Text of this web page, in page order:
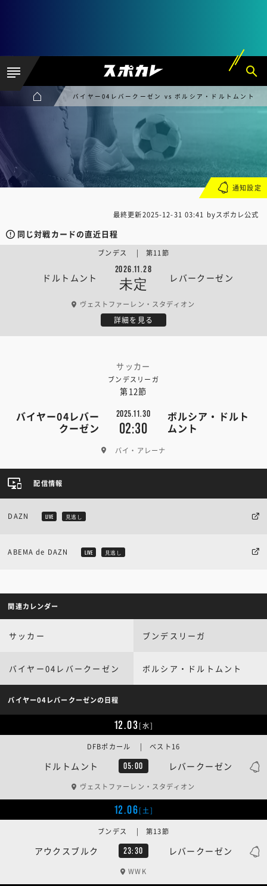
バイヤー04レバークーゼン vs ボルシア・ドルトムント
最終更新2025-12-31 03:41 byスポカレ公式
同じ対戦カードの直近日程
ドルトムント
2026.11.28
未定 レバークーゼン
ブンデス | 第11節
ヴェストファーレン・スタディオン
詳細を見る
サッカー
ブンデスリーガ
第12節
バイヤー04レバー
クーゼン
2025.11.30
02:30
ボルシア・ドルト
ムント
バイ・アレーナ
通知設定
配信情報
DAZN LIVE 見逃し
ABEMA de DAZN LIVE 見逃し
関連カレンダー
サッカー ブンデスリーガ
バイヤー04レバークーゼン ボルシア・ドルトムント
バイヤー04レバークーゼンの日程
12.03[水]
ドルトムント 05:00 レバークーゼン
DFBポカール | ベスト16
ヴェストファーレン・スタディオン
12.06[土]
アウクスブルク 23:30 レバークーゼン
ブンデス | 第13節
WWK